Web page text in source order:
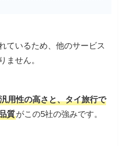
ているため、他のサービス
ません。
用性の高さと、タイ旅行で
質がこの5社の強みです。